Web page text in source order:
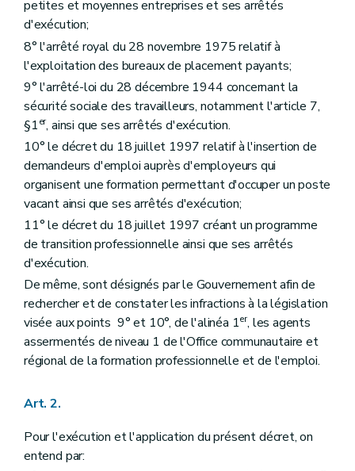
petites et moyennes entreprises et ses arrêtés
d'exécution;
8° l'arrêté royal du 28 novembre 1975 relatif à
l'exploitation des bureaux de placement payants;
9° l'arrêté-loi du 28 décembre 1944 concernant la
sécurité sociale des travailleurs, notamment l'article 7,
§1er, ainsi que ses arrêtés d'exécution.
10° le décret du 18 juillet 1997 relatif à l'insertion de
demandeurs d'emploi auprès d'employeurs qui
organisent une formation permettant d'occuper un poste
vacant ainsi que ses arrêtés d'exécution;
11° le décret du 18 juillet 1997 créant un programme
de transition professionnelle ainsi que ses arrêtés
d'exécution.
De même, sont désignés par le Gouvernement afin de
rechercher et de constater les infractions à la législation
visée aux points 9° et 10°, de l'alinéa 1er, les agents
assermentés de niveau 1 de l'Office communautaire et
régional de la formation professionnelle et de l'emploi.
Art. 2.
Pour l'exécution et l'application du présent décret, on
entend par: